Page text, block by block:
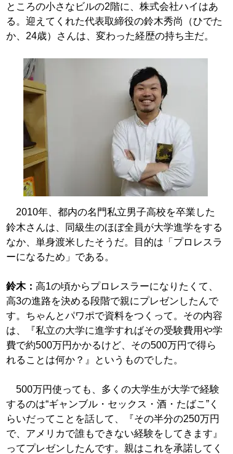
ところの小さなビルの2階に、株式会社ハイはあ
る。迎えてくれた代表取締役の鈴木秀尚（ひでた
か、24歳）さんは、変わった経歴の持ち主だ。
2010年、都内の名門私立男子高校を卒業した
鈴木さんは、同級生のほぼ全員が大学進学をする
なか、単身渡米したそうだ。目的は「プロレスラ
ーになるため」である。
鈴木： 高1の頃からプロレスラーになりたくて、
高3の進路を決める段階で親にプレゼンしたんで
す。ちゃんとパワポで資料をつくって。その内容
は、『私立の大学に進学すればその受験費用や学
費で約500万円かかるけど、その500万円で得ら
れることは何か？』というものでした。
500万円使っても、多くの大学生が大学で経験
するのは“ギャンブル・セックス・酒・たばこ”く
らいだってことを話して、『その半分の250万円
で、アメリカで誰もできない経験をしてきます』
ってプレゼンしたんです。親はこれを承諾してく